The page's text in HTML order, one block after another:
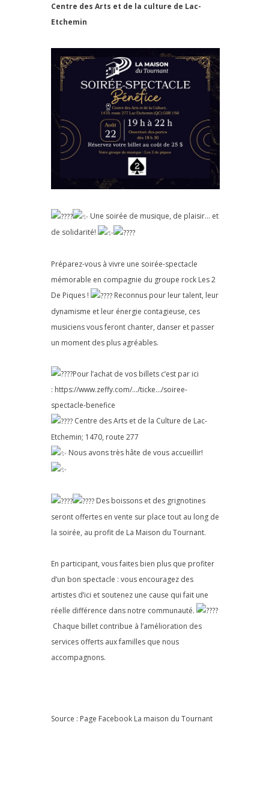
Centre des Arts et de la culture de Lac-
Etchemin
Une soirée de musique, de plaisir… et
de solidarité!
Préparez-vous à vivre une soirée-spectacle
mémorable en compagnie du groupe rock Les 2
De Piques !
Reconnus pour leur talent, leur
dynamisme et leur énergie contagieuse, ces
musiciens vous feront chanter, danser et passer
un moment des plus agréables.
Pour l’achat de vos billets c’est par ici
: https://www.zeffy.com/…/ticke…/soiree-
spectacle-benefice
Centre des Arts et de la Culture de Lac-
Etchemin; 1470, route 277
Nous avons très hâte de vous accueillir!
Des boissons et des grignotines
seront offertes en vente sur place tout au long de
la soirée, au profit de La Maison du Tournant.
En participant, vous faites bien plus que profiter
d’un bon spectacle : vous encouragez des
artistes d’ici et soutenez une cause qui fait une
réelle différence dans notre communauté.
Chaque billet contribue à l’amélioration des
services offerts aux familles que nous
accompagnons.
Source : Page Facebook La maison du Tournant